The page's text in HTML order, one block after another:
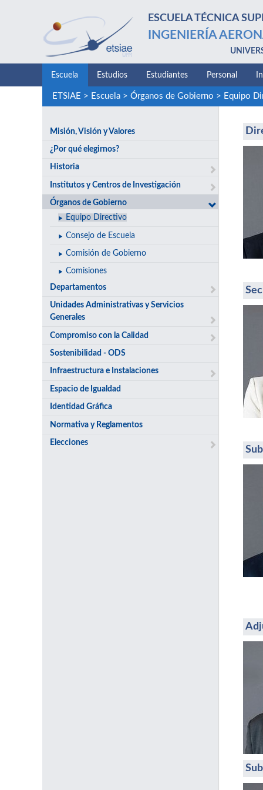
ESCUELA TÉCNICA
INGENIERÍA
Escuela Estudios Estudiantes Personal
ETSIAE > Escuela> Órganos de Gobierno > Equipo
Misión, Visión y Valores
¿Por qué elegirnos?
Historia
Institutos y Centros de Investigación
Órganos de Gobierno
Equipo Directivo
Consejo de Escuela
Comisión de Gobierno
Comisiones
Departamentos
Unidades Administrativas y Servicios
Generales
Compromiso con la Calidad
Sostenibilidad - ODS
Infraestructura e Instalaciones
Espacio de Igualdad
Identidad Gráfica
Normativa y Reglamentos
Elecciones